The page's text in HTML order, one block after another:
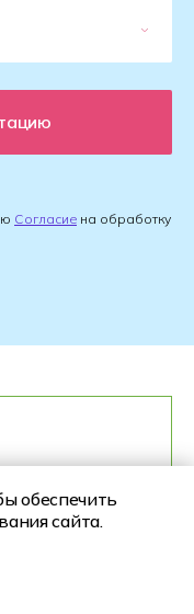
Согласие на обработку
одним из
полезнее
в
если
обеспечить
сайта.